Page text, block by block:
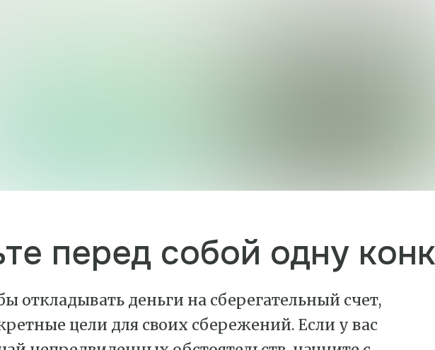
перед собой одну
откладывать деньги на сберегательный счет,
цели для своих сбережений. Если у вас